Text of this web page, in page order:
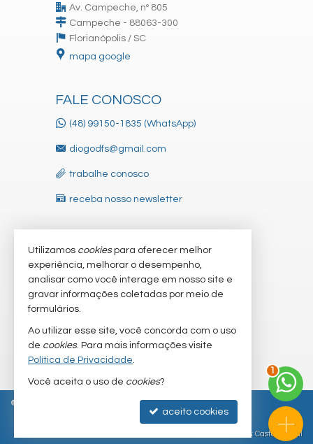
Av. Campeche, nº 805
Campeche - 88063-300
Florianópolis / SC
mapa google
FALE CONOSCO
(48) 99150-1835 (WhatsApp)
diogodfs@gmail.com
trabalhe conosco
receba nosso newsletter
VEJA MAIS
indicadores financeiros
imóveis favoritos
mapa de imóveis
© 2026 Política de Privacidade
Site para imobiliárias: Castel Digital
1
Utilizamos cookiespara oferecer melhor
experiência, melhorar o desempenho,
analisar como você interage em nosso site e
gravar informações coletadas por meio de
formulários.
Ao utilizar esse site, você concorda com o uso
de cookies. Para mais informações visite
Política de Privacidade.
Você aceita o uso de cookies?
aceito cookies